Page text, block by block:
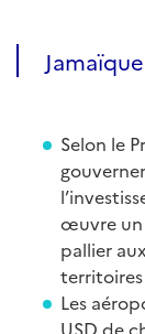
Jamaïque
Selon le
œuvre un
pallier
territoires
Les
USD de